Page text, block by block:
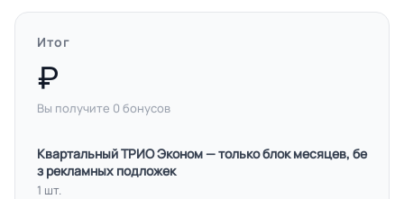
Итог
Вы получите 0 бонусов
Квартальный ТРИО Эконом — только блок месяцев, бе
з рекламных подложек
1 шт.